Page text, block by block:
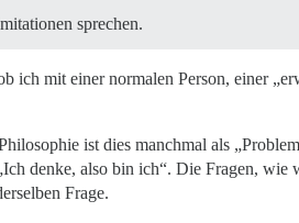
sprechen.
ich mit einer normalen Person, einer
ist dies manchmal als
denke, also bin ich“. Die Fragen, wie
Frage.